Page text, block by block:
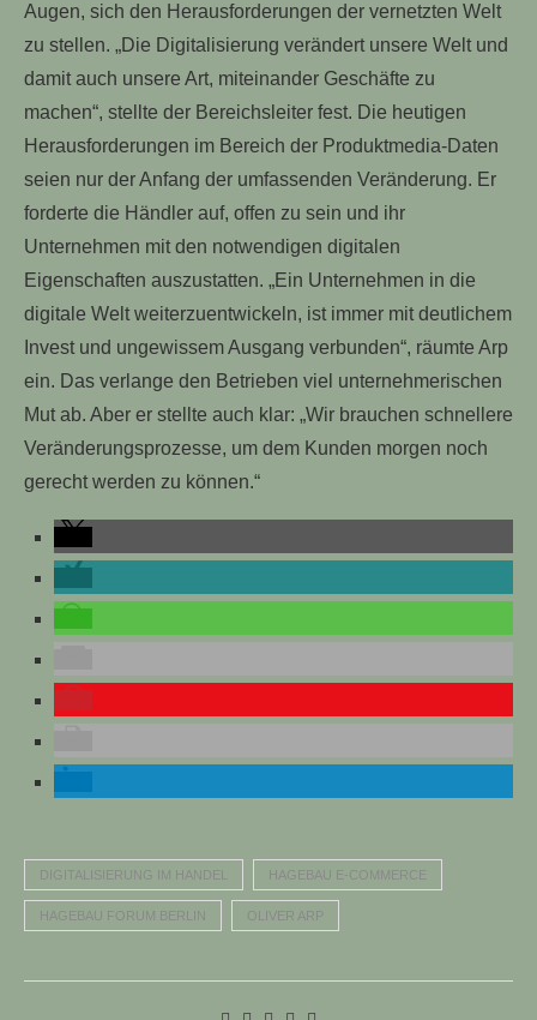
Augen, sich den Herausforderungen der vernetzten Welt
zu stellen. „Die Digitalisierung verändert unsere Welt und
damit auch unsere Art, miteinander Geschäfte zu
machen“, stellte der Bereichsleiter fest. Die heutigen
Herausforderungen im Bereich der Produktmedia-Daten
seien nur der Anfang der umfassenden Veränderung. Er
forderte die Händler auf, offen zu sein und ihr
Unternehmen mit den notwendigen digitalen
Eigenschaften auszustatten. „Ein Unternehmen in die
digitale Welt weiterzuentwickeln, ist immer mit deutlichem
Invest und ungewissem Ausgang verbunden“, räumte Arp
ein. Das verlange den Betrieben viel unternehmerischen
Mut ab. Aber er stellte auch klar: „Wir brauchen schnellere
Veränderungsprozesse, um dem Kunden morgen noch
gerecht werden zu können.“
DIGITALISIERUNG IM HANDEL HAGEBAU E-COMMERCE
HAGEBAU FORUM BERLIN OLIVER ARP